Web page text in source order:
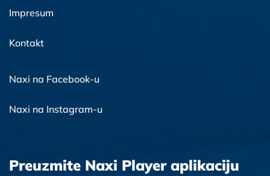
Impresum
Kontakt
Naxi na Facebook-u
Naxi na Instagram-u
Preuzmite Naxi Player aplikaciju